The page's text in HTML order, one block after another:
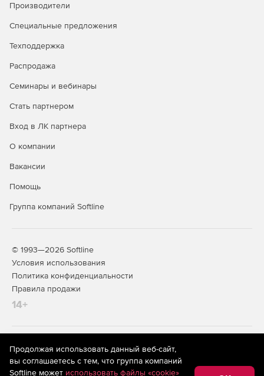
Производители
Специальные предложения
Техподдержка
Распродажа
Семинары и вебинары
Стать партнером
Вход в ЛК партнера
О компании
Вакансии
Помощь
Группа компаний Softline
© 1993—2026 Softline
Условия использования
Политика конфиденциальности
Правила продажи
14+
На информационном ресурсе store.softline.ru применяются
рекомендательные технологии
(информационные технологии
предоставления информации на основе сбора,
Продолжая использовать данный веб-сайт,
вы соглашаетесь с тем, что группа компаний
Softline может использовать файлы «cookie»